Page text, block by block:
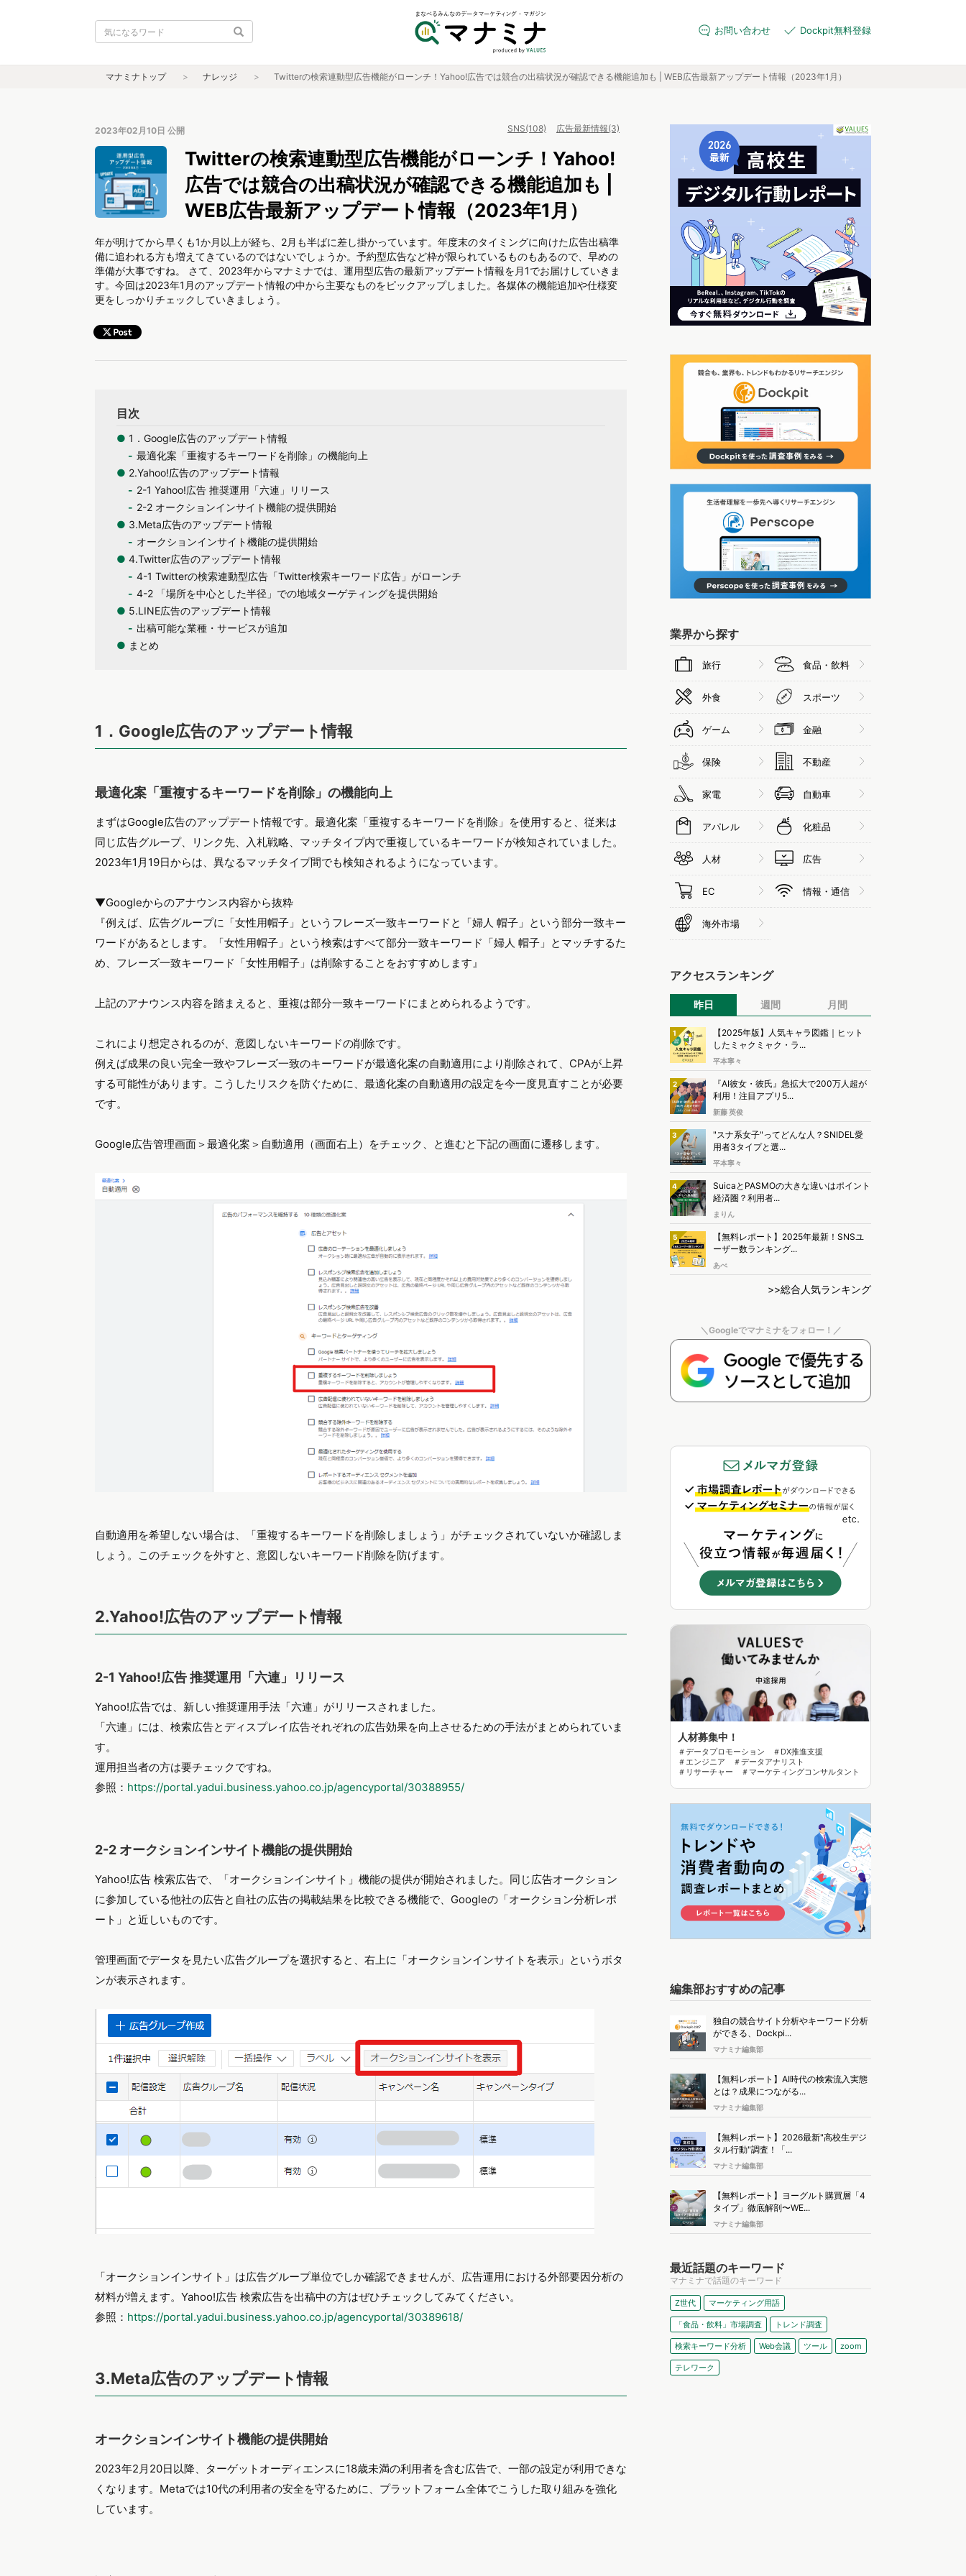
お問い合わせ Dockpit無料登録
マナミナトップ ナレッジ Twitterの検索連動型広告機能がローンチ！Yahoo!広告では競合の出稿状況が確認できる機能追加も | WEB広告最新アップデート情報（2023年1月）
2023年02月10日 公開 SNS(108) 広告最新情報(3)
Twitterの検索連動型広告機能がローンチ！Yahoo!
広告では競合の出稿状況が確認できる機能追加も |
WEB広告最新アップデート情報（2023年1月）
年が明けてから早くも1か月以上が経ち、2月も半ばに差し掛かっています。年度末のタイミングに向けた広告出稿準
備に追われる方も増えてきているのではないでしょうか。予約型広告など枠が限られているものもあるので、早めの
準備が大事ですね。 さて、2023年からマナミナでは、運用型広告の最新アップデート情報を月1でお届けしていきま
す。今回は2023年1月のアップデート情報の中から主要なものをピックアップしました。各媒体の機能追加や仕様変
更をしっかりチェックしていきましょう。
目次
● 1．Google広告のアップデート情報
最適化案「重複するキーワードを削除」の機能向上
● 2.Yahoo!広告のアップデート情報
2-1 Yahoo!広告 推奨運用「六連」リリース
2-2 オークションインサイト機能の提供開始
● 3.Meta広告のアップデート情報
オークションインサイト機能の提供開始
● 4.Twitter広告のアップデート情報
4-1 Twitterの検索連動型広告「Twitter検索キーワード広告」がローンチ
4-2 「場所を中心とした半径」での地域ターゲティングを提供開始
● 5.LINE広告のアップデート情報
出稿可能な業種・サービスが追加
● まとめ
1．Google広告のアップデート情報
最適化案「重複するキーワードを削除」の機能向上
まずはGoogle広告のアップデート情報です。最適化案「重複するキーワードを削除」を使用すると、従来は
同じ広告グループ、リンク先、入札戦略、マッチタイプ内で重複しているキーワードが検知されていました。
2023年1月19日からは、異なるマッチタイプ間でも検知されるようになっています。
▼Googleからのアナウンス内容から抜粋
『例えば、広告グループに「女性用帽子」というフレーズ一致キーワードと「婦人 帽子」という部分一致キー
ワードがあるとします。「女性用帽子」という検索はすべて部分一致キーワード「婦人 帽子」とマッチするた
め、フレーズ一致キーワード「女性用帽子」は削除することをおすすめします』
上記のアナウンス内容を踏まえると、重複は部分一致キーワードにまとめられるようです。
これにより想定されるのが、意図しないキーワードの削除です。
例えば成果の良い完全一致やフレーズ一致のキーワードが最適化案の自動適用により削除されて、CPAが上昇
する可能性があります。こうしたリスクを防ぐために、最適化案の自動適用の設定を今一度見直すことが必要
です。
Google広告管理画面＞最適化案＞自動適用（画面右上）をチェック、と進むと下記の画面に遷移します。
自動適用を希望しない場合は、「重複するキーワードを削除しましょう」がチェックされていないか確認しま
しょう。このチェックを外すと、意図しないキーワード削除を防げます。
2.Yahoo!広告のアップデート情報
2-1 Yahoo!広告 推奨運用「六連」リリース
Yahoo!広告では、新しい推奨運用手法「六連」がリリースされました。
「六連」には、検索広告とディスプレイ広告それぞれの広告効果を向上させるための手法がまとめられていま
す。
運用担当者の方は要チェックですね。
参照： https://portal.yadui.business.yahoo.co.jp/agencyportal/30388955/
2-2 オークションインサイト機能の提供開始
Yahoo!広告 検索広告で、「オークションインサイト」機能の提供が開始されました。同じ広告オークション
に参加している他社の広告と自社の広告の掲載結果を比較できる機能で、Googleの「オークション分析レポ
ート」と近しいものです。
管理画面でデータを見たい広告グループを選択すると、右上に「オークションインサイトを表示」というボタ
ンが表示されます。
「オークションインサイト」は広告グループ単位でしか確認できませんが、広告運用における外部要因分析の
材料が増えます。Yahoo!広告 検索広告を出稿中の方はぜひチェックしてみてください。
参照： https://portal.yadui.business.yahoo.co.jp/agencyportal/30389618/
3.Meta広告のアップデート情報
オークションインサイト機能の提供開始
2023年2月20日以降、ターゲットオーディエンスに18歳未満の利用者を含む広告で、一部の設定が利用できな
くなります。Metaでは10代の利用者の安全を守るために、プラットフォーム全体でこうした取り組みを強化
しています。
業界から探す
旅行 食品・飲料
外食 スポーツ
ゲーム 金融
保険 不動産
家電 自動車
アパレル 化粧品
人材 広告
EC 情報・通信
海外市場
アクセスランキング
昨日 週間 月間
1
【2025年版】人気キャラ図鑑｜ヒット
したミャクミャク・ラ...
平本寧々
2
『AI彼女・彼氏』急拡大で200万人超が
利用！注目アプリ5...
新藤 英俊
3
"スナ系女子"ってどんな人？SNIDEL愛
用者3タイプと選...
平本寧々
4
SuicaとPASMOの大きな違いはポイント
経済圏？利用者...
まりん
5
【無料レポート】2025年最新！SNSユ
ーザー数ランキング...
あべ
>>総合人気ランキング
＼Googleでマナミナをフォロー！／
人材募集中！
＃データプロモーション ＃DX推進支援
＃エンジニア ＃データアナリスト
＃リサーチャー ＃マーケティングコンサルタント
編集部おすすめの記事
独自の競合サイト分析やキーワード分析
ができる、Dockpi...
マナミナ編集部
【無料レポート】AI時代の検索流入実態
とは？成果につながる...
マナミナ編集部
【無料レポート】2026最新"高校生デジ
タル行動"調査！「...
マナミナ編集部
【無料レポート】ヨーグルト購買層「4
タイプ」徹底解剖〜WE...
マナミナ編集部
最近話題のキーワード
マナミナで話題のキーワード
Z世代 マーケティング用語
「食品・飲料」市場調査 トレンド調査
検索キーワード分析 Web会議 ツール zoom
テレワーク